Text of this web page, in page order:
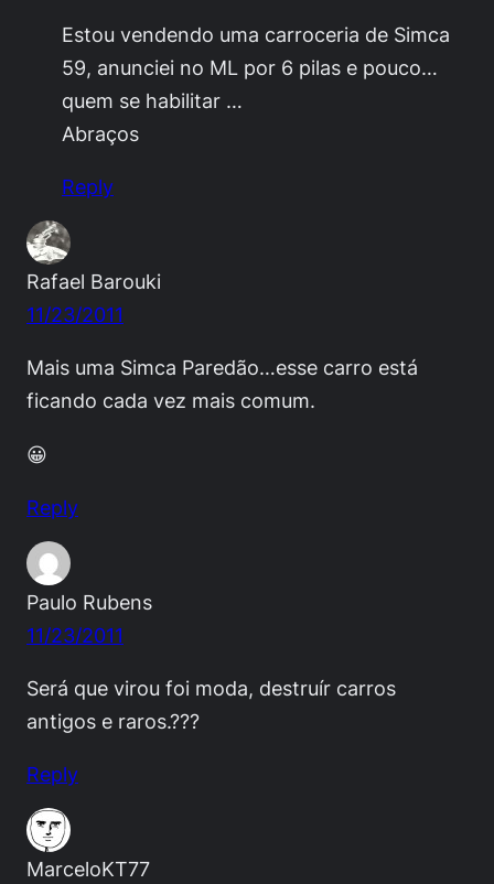
Estou vendendo uma carroceria de Simca
59, anunciei no ML por 6 pilas e pouco…
quem se habilitar …
Abraços
Reply
Rafael Barouki
11/23/2011
Mais uma Simca Paredão…esse carro está
ficando cada vez mais comum.
😀
Reply
Paulo Rubens
11/23/2011
Será que virou foi moda, destruír carros
antigos e raros.???
Reply
MarceloKT77